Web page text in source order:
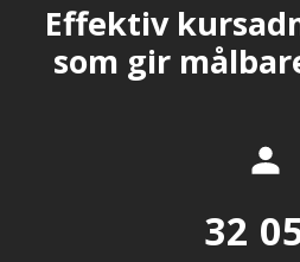
Effektiv
som gir
32